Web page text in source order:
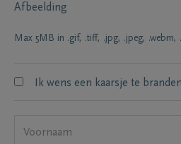
Afbeelding
Max 5MB in .gif, .tiff, .jpg, .jpeg, .webm,
Ik wens een kaarsje te branden